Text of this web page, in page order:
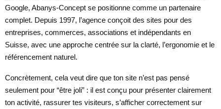
Google, Abanys-Concept se positionne comme un partenaire
complet. Depuis 1997, l’agence conçoit des sites pour des
entreprises, commerces, associations et indépendants en
Suisse, avec une approche centrée sur la clarté, l’ergonomie et le
référencement naturel.
Concrètement, cela veut dire que ton site n’est pas pensé
seulement pour “être joli” : il est conçu pour présenter clairement
ton activité, rassurer tes visiteurs, s’afficher correctement sur